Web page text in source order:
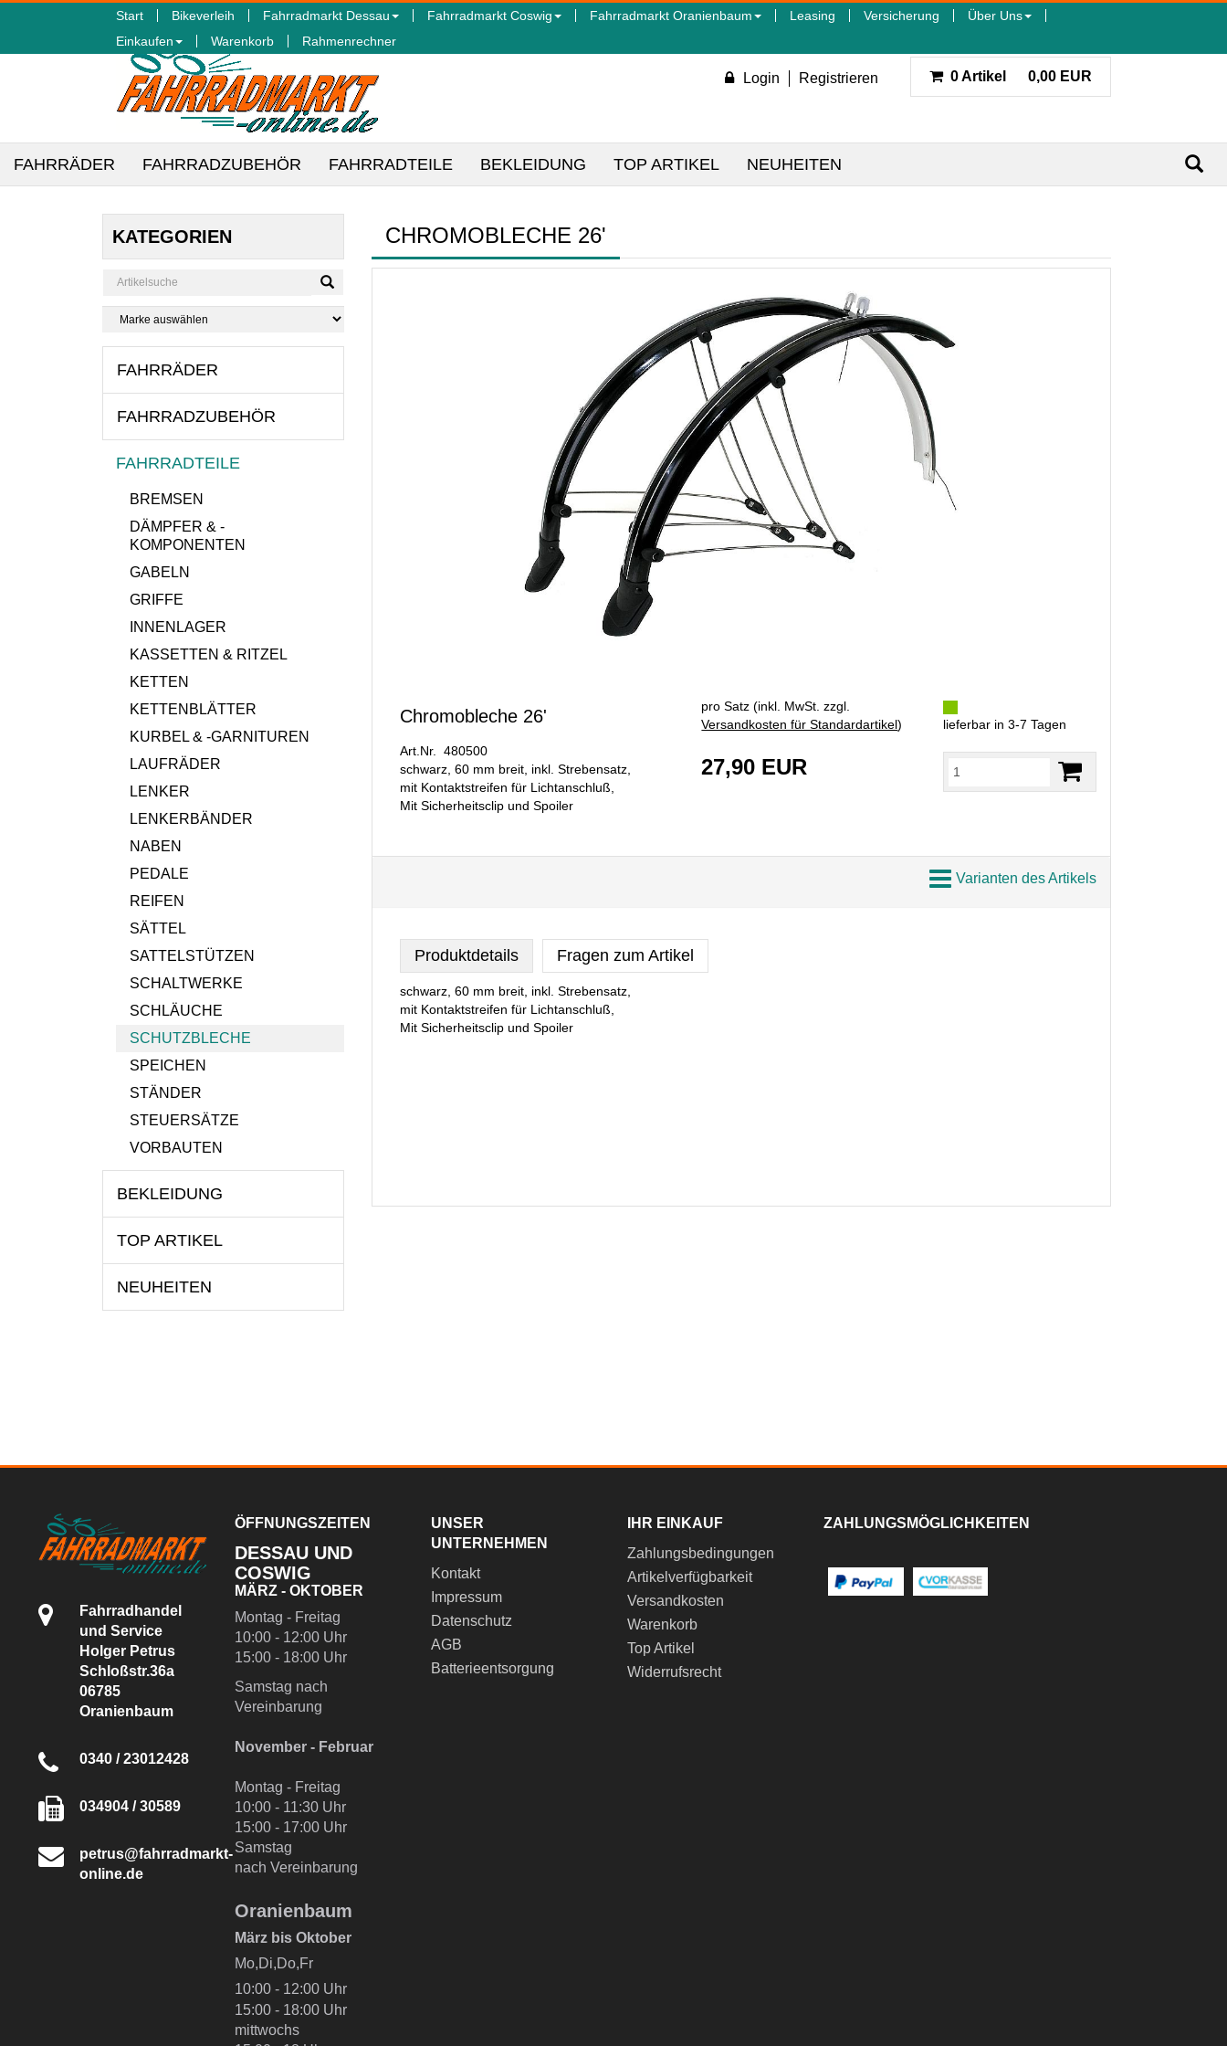
Start Bikeverleih Fahrradmarkt Dessau Fahrradmarkt Coswig Fahrradmarkt Oranienbaum Leasing Versicherung
Über Uns
Einkaufen
Warenkorb Rahmenrechner
Login Registrieren 0 Artikel 0,00 EUR
FAHRRÄDER FAHRRADZUBEHÖR FAHRRADTEILE BEKLEIDUNG TOP ARTIKEL NEUHEITEN
KATEGORIEN
FAHRRÄDER
FAHRRADZUBEHÖR
FAHRRADTEILE
BREMSEN
DÄMPFER & -
KOMPONENTEN
GABELN
GRIFFE
INNENLAGER
KASSETTEN & RITZEL
KETTEN
KETTENBLÄTTER
KURBEL & -GARNITUREN
LAUFRÄDER
LENKER
LENKERBÄNDER
NABEN
PEDALE
REIFEN
SÄTTEL
SATTELSTÜTZEN
SCHALTWERKE
SCHLÄUCHE
SCHUTZBLECHE
SPEICHEN
STÄNDER
STEUERSÄTZE
VORBAUTEN
BEKLEIDUNG
TOP ARTIKEL
NEUHEITEN
CHROMOBLECHE 26'
Chromobleche 26'
Art.Nr. 480500
schwarz, 60 mm breit, inkl. Strebensatz,
mit Kontaktstreifen für Lichtanschluß,
Mit Sicherheitsclip und Spoiler
pro Satz (inkl. MwSt. zzgl.
Versandkosten für Standardartikel)
27,90 EUR
lieferbar in 3-7 Tagen
Varianten des Artikels
Produktdetails Fragen zum Artikel
schwarz, 60 mm breit, inkl. Strebensatz,
mit Kontaktstreifen für Lichtanschluß,
Mit Sicherheitsclip und Spoiler
Fahrradhandel
und Service
Holger Petrus
Schloßstr.36a
06785
Oranienbaum
0340 / 23012428
034904 / 30589
petrus@fahrradmarkt-
online.de
ÖFFNUNGSZEITEN
DESSAU UND
COSWIG
MÄRZ - OKTOBER
Montag - Freitag
10:00 - 12:00 Uhr
15:00 - 18:00 Uhr
Samstag nach
Vereinbarung
November - Februar
Montag - Freitag
10:00 - 11:30 Uhr
15:00 - 17:00 Uhr
Samstag
nach Vereinbarung
Oranienbaum
März bis Oktober
Mo,Di,Do,Fr
10:00 - 12:00 Uhr
15:00 - 18:00 Uhr
mittwochs
UNSER
UNTERNEHMEN
Kontakt
Impressum
Datenschutz
AGB
Batterieentsorgung
IHR EINKAUF
Zahlungsbedingungen
Artikelverfügbarkeit
Versandkosten
Warenkorb
Top Artikel
Widerrufsrecht
ZAHLUNGSMÖGLICHKEITEN